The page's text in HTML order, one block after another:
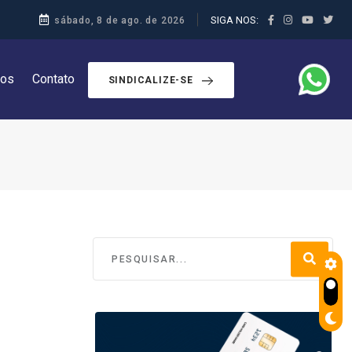
sábado, 8 de ago. de 2026 SIGA NOS:
Contato SINDICALIZE-SE